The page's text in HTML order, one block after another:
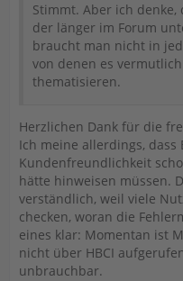
Stimmt. Aber ich
der länger im Forum
braucht man nicht in
von denen es
thematisieren.
Herzlichen Dank für die
Ich meine allerdings,
Kundenfreundlichkeit
hätte hinweisen müssen.
verständlich, weil viele
checken, woran die
eines klar: Momentan ist
nicht über HBCI
unbrauchbar.